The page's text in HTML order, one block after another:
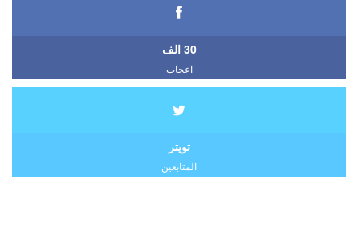
30 الف
اعجاب
تويتر
المتابعين